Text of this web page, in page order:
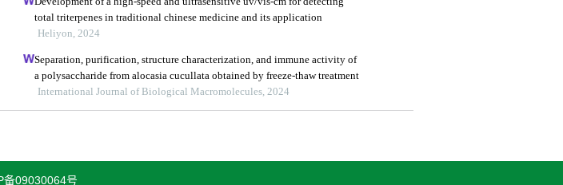
total triterpenes in traditional chinese medicine and its application
Heliyon, 2024
Separation, purification, structure characterization, and immune activity of
a polysaccharide from alocasia cucullata obtained by freeze-thaw treatment
International Journal of Biological Macromolecules, 2024
备09030064号